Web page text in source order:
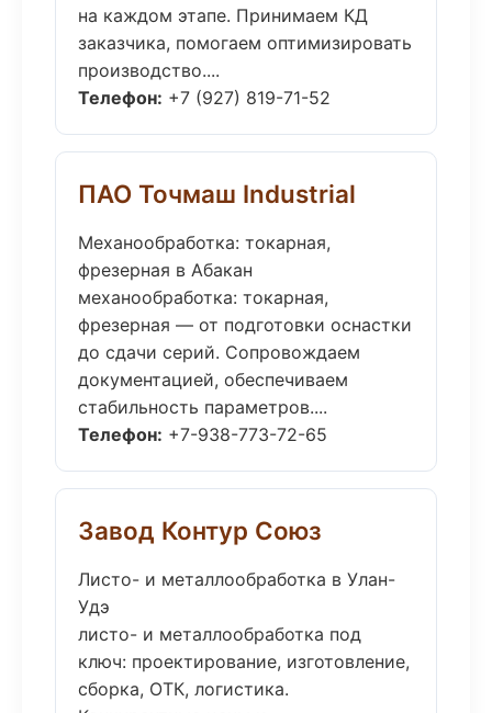
на каждом этапе. Принимаем КД
заказчика, помогаем оптимизировать
производство....
Телефон: +7 (927) 819-71-52
ПАО Точмаш Industrial
Механообработка: токарная,
фрезерная в Абакан
механообработка: токарная,
фрезерная — от подготовки оснастки
до сдачи серий. Сопровождаем
документацией, обеспечиваем
стабильность параметров....
Телефон: +7-938-773-72-65
Завод Контур Союз
Листо- и металлообработка в Улан-
Удэ
листо- и металлообработка под
ключ: проектирование, изготовление,
сборка, ОТК, логистика.